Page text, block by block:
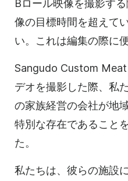
Bロール映像を撮影す
像の目標時間を超えて
い。これは編集の際に
Sangudo Custom
デオを撮影した際、私
の家族経営の会社が地
特別な存在であること
た。
私たちは、彼らの施設